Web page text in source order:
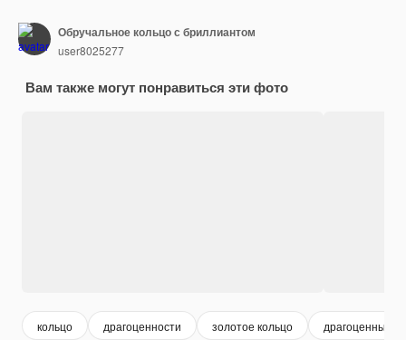
Обручальное кольцо с бриллиантом
user8025277
Вам также могут понравиться эти фото
кольцо драгоценности золотое кольцо драгоценный